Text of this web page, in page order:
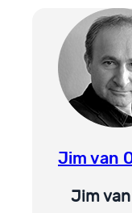
Jim van
Jim van